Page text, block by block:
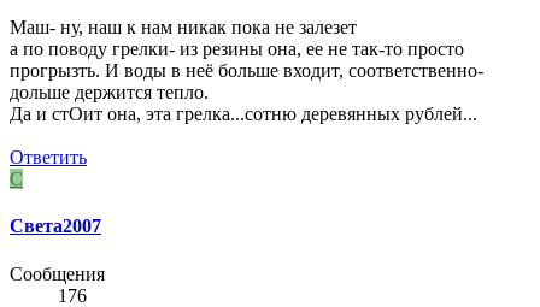
Маш- ну, наш к нам никак пока не залезет
а по поводу грелки- из резины она, ее не так-то просто
прогрызть. И воды в неё больше входит, соответственно-
дольше держится тепло.
Да и стОит она, эта грелка...сотню деревянных рублей...
Ответить
С
Света2007
Сообщения
176